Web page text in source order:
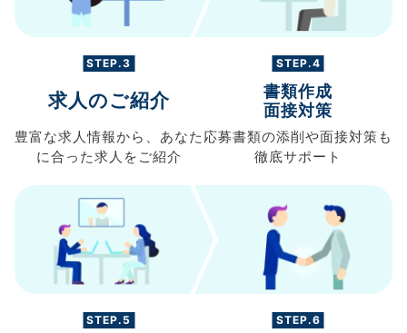
STEP.3
求人のご紹介
豊富な求人情報から、 あなた
に合った求人を ご紹介
STEP.4
書類作成
面接対策
応募書類の添削や面接対策も
徹底サポート
STEP.5 STEP.6